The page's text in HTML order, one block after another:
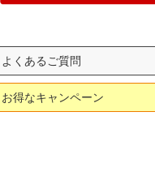
よくあるご質問
お得なキャンペーン